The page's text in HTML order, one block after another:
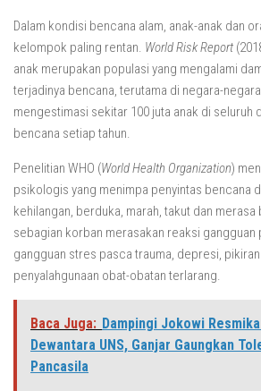
Dalam kondisi bencana alam, anak-anak dan
kelompok paling rentan. World Risk Report
anak merupakan populasi yang mengalami
terjadinya bencana, terutama di negara-
mengestimasi sekitar 100 juta anak di seluruh
bencana setiap tahun.
Penelitian WHO (World Health Organization)
psikologis yang menimpa penyintas bencana
kehilangan, berduka, marah, takut dan merasa
sebagian korban merasakan reaksi
gangguan stres pasca trauma, depresi,
penyalahgunaan obat-obatan terlarang.
Baca Juga: Dampingi Jokowi
Dewantara UNS, Ganjar Gaungkan
Pancasila